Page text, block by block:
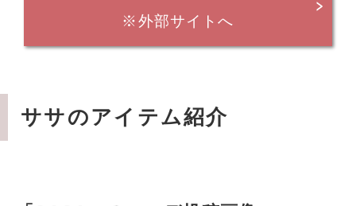
※外部サイトへ
ササのアイテム紹介